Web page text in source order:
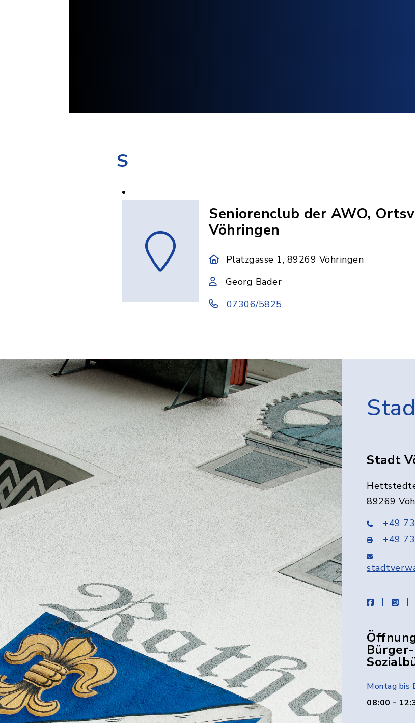
S
Seniorenclub der AWO,
Vöhringen
Platzgasse 1, 89269 Vöhringen
Georg Bader
07306/5825
Stadt
89269
+49
+49
facebook
Montag bis
08:00 -